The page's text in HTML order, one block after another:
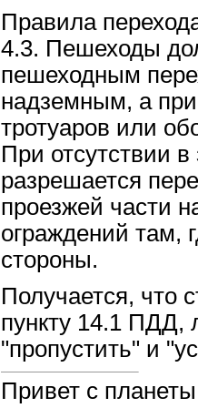
Правила
4.3. Пешеходы
пешеходным
надземным, а при
тротуаров или
При отсутствии
разрешается
проезжей части
ограждений там,
стороны.
Получается, что
пункту 14.1 ПДД,
"пропустить" и
Привет с